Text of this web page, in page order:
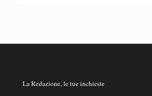
La Redazione, le tue inchieste